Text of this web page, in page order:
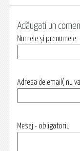
Adăugati un
Numele și prenumele
Adresa de email( nu
Mesaj - obligatoriu